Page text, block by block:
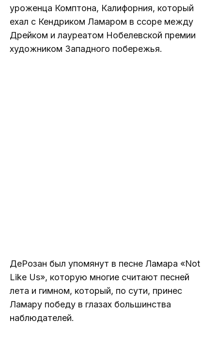
уроженца Комптона, Калифорния, который
ехал с Кендриком Ламаром в ссоре между
Дрейком и лауреатом Нобелевской премии
художником Западного побережья.
ДеРозан был упомянут в песне Ламара «Not
Like Us», которую многие считают песней
лета и гимном, который, по сути, принес
Ламару победу в глазах большинства
наблюдателей.